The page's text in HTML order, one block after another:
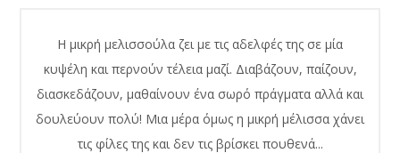
Η μικρή μελισσούλα ζει με τις αδελφές της σε μία
κυψέλη και περνούν τέλεια μαζί. Διαβάζουν, παίζουν,
διασκεδάζουν, μαθαίνουν ένα σωρό πράγματα αλλά και
δουλεύουν πολύ! Μια μέρα όμως η μικρή μέλισσα χάνει
τις φίλες της και δεν τις βρίσκει πουθενά...